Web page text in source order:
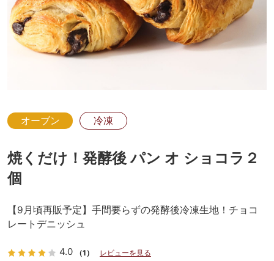
オーブン 冷凍
焼くだけ！発酵後 パン オ ショコラ２
個
【9月頃再販予定】手間要らずの発酵後冷凍生地！チョコ
レートデニッシュ
4.0 （1） レビューを見る